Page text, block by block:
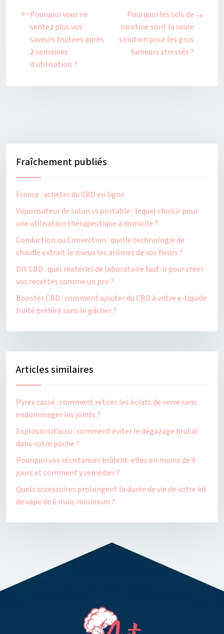
Pourquoi vous ne
sentez plus vos
saveurs fruitées après
2 semaines
d’utilisation ?
Pourquoi les sels de
nicotine sont la seule
solution pour les gros
fumeurs stressés ?
Fraîchement publiés
France : acheter du CBD en ligne
Vaporisateur de salon vs portable : lequel choisir pour
une utilisation thérapeutique à domicile ?
Conduction ou Convection : quelle technologie de
chauffe extrait le mieux les arômes de vos fleurs ?
DIY CBD : quel matériel de laboratoire faut-il pour créer
vos recettes comme un pro ?
Booster CBD : comment ajouter du CBD à votre e-liquide
fruité préféré sans le gâcher ?
Articles similaires
Pyrex cassé : comment retirer les éclats de verre sans
endommager les joints ?
Explosion d’accu : comment éviter le dégazage brutal
dans votre poche ?
Pourquoi vos résistances brûlent-elles en moins de 4
jours et comment y remédier ?
Quels accessoires prolongent la durée de vie de votre kit
de vape de 6 mois minimum ?